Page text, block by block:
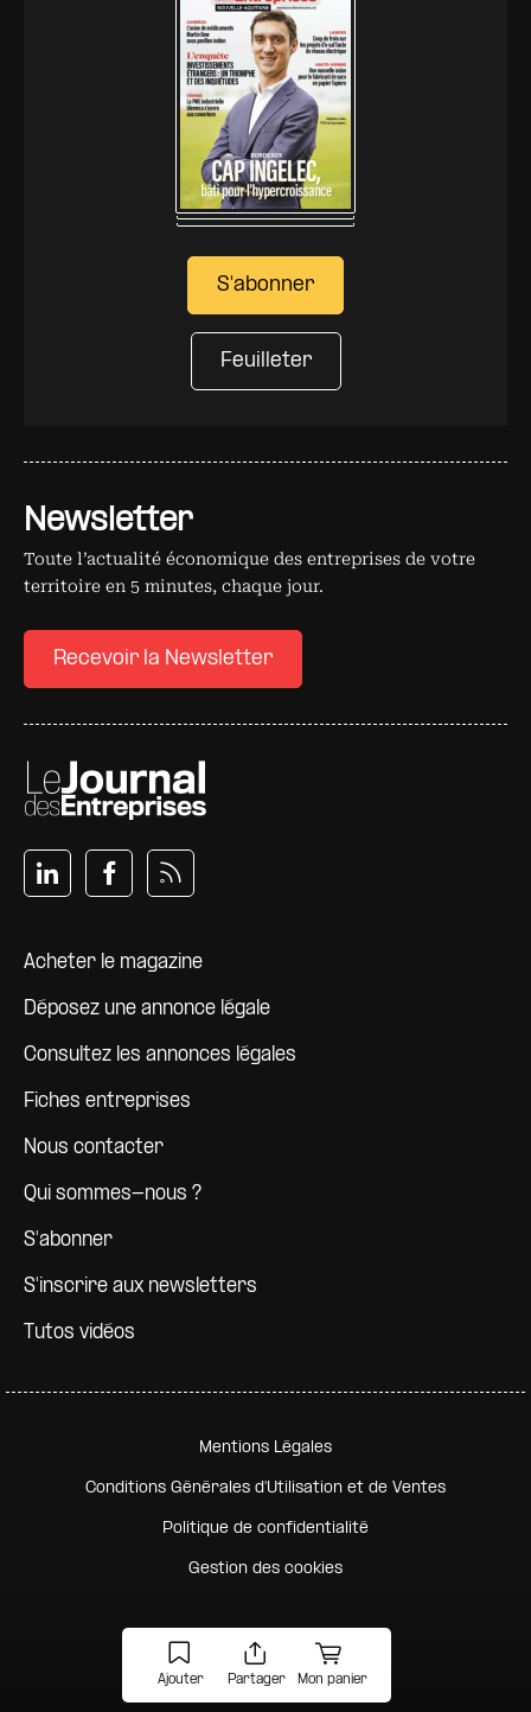
Ajouter Partager Mon panier
Newsletter
Toute l’actualité économique des entreprises de votre
territoire en 5 minutes, chaque jour.
Recevoir la Newsletter
Pied de page
Acheter le magazine
Déposez une annonce légale
Consultez les annonces légales
Fiches entreprises
Nous contacter
Qui sommes-nous ?
S'abonner
S'inscrire aux newsletters
Tutos vidéos
S'abonner
Feuilleter
Pied de page secondaire
Mentions Légales
Conditions Générales d'Utilisation et de Ventes
Politique de confidentialité
Gestion des cookies